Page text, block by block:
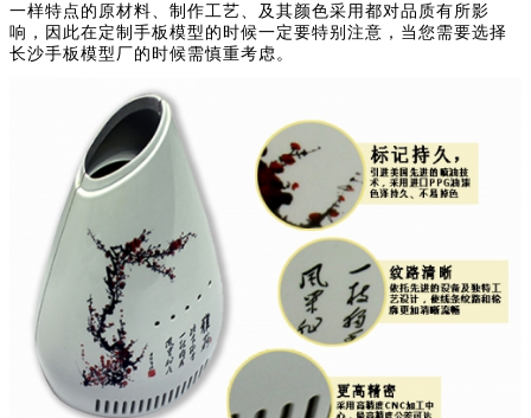
一样特点的原材料、制作工艺、及其颜色采用都对品质有所影
响，因此在定制手板模型的时候一定要特别注意，当您需要选择
长沙手板模型厂的时候需慎重考虑。